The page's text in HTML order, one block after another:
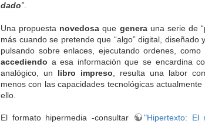
dado”
Una propuesta novedosa que generauna serie de
más cuando se pretende que “algo” digital, diseñado
pulsando sobre enlaces, ejecutando ordenes,
accediendo a esa información que se encardina
analógico, un libro impreso , resulta una labor
menos con las capacidades tecnológicas
ello.
El formato hipermedia -consultar
"Hipertexto: El